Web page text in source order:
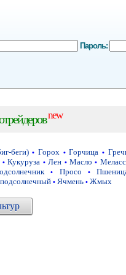
Пароль:
new
беги) • Горох • Горчица •
• Кукуруза • Лен • Масло •
• Просо •
• Ячмень • Жмых